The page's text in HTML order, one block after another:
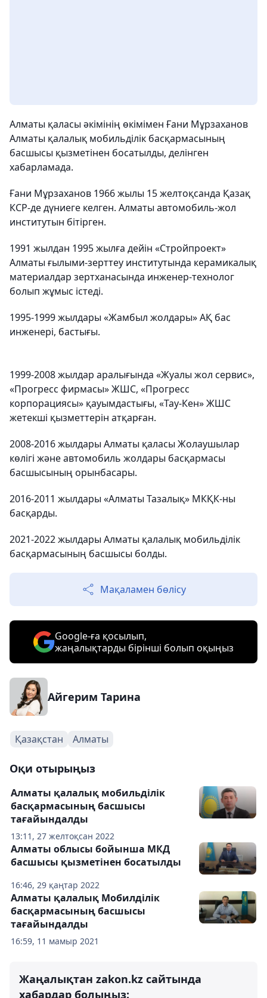
Алматы қаласы әкімінің өкімімен Ғани Мұрзаханов
Алматы қалалық мобильділік басқармасының
басшысы қызметінен босатылды, делінген
хабарламада.
Ғани Мұрзаханов 1966 жылы 15 желтоқсанда Қазақ
КСР-де дүниеге келген. Алматы автомобиль-жол
институтын бітірген.
1991 жылдан 1995 жылға дейін «Стройпроект»
Алматы ғылыми-зерттеу институтында керамикалық
материалдар зертханасында инженер-технолог
болып жұмыс істеді.
1995-1999 жылдары «Жамбыл жолдары» АҚ бас
инженері, бастығы.
1999-2008 жылдар аралығында «Жуалы жол сервис»,
«Прогресс фирмасы» ЖШС, «Прогресс
корпорациясы» қауымдастығы, «Тау-Кен» ЖШС
жетекші қызметтерін атқарған.
2008-2016 жылдары Алматы қаласы Жолаушылар
көлігі және автомобиль жолдары басқармасы
басшысының орынбасары.
2016-2011 жылдары «Алматы Тазалық» МКҚК-ны
басқарды.
2021-2022 жылдары Алматы қалалық мобильділік
басқармасының басшысы болды.
Мақаламен бөлісу
Google-ға қосылып,
жаңалықтарды бірінші болып оқыңыз
Айгерим Тарина
Қазақстан Алматы
Оқи отырыңыз
13:11, 27 желтоқсан 2022
Алматы қалалық мобильділік
басқармасының басшысы
тағайындалды
16:46, 29 қаңтар 2022
Алматы облысы бойынша МКД
басшысы қызметінен босатылды
16:59, 11 мамыр 2021
Алматы қалалық Мобилділік
басқармасының басшысы
тағайындалды
Жаңалықтан zakon.kz сайтында
хабардар болыңыз: